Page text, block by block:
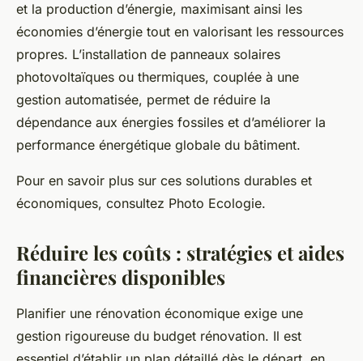
et la production d’énergie, maximisant ainsi les
économies d’énergie tout en valorisant les ressources
propres. L’installation de panneaux solaires
photovoltaïques ou thermiques, couplée à une
gestion automatisée, permet de réduire la
dépendance aux énergies fossiles et d’améliorer la
performance énergétique globale du bâtiment.
Pour en savoir plus sur ces solutions durables et
économiques, consultez Photo Ecologie.
Réduire les coûts : stratégies et aides
financières disponibles
Planifier une rénovation économique exige une
gestion rigoureuse du budget rénovation. Il est